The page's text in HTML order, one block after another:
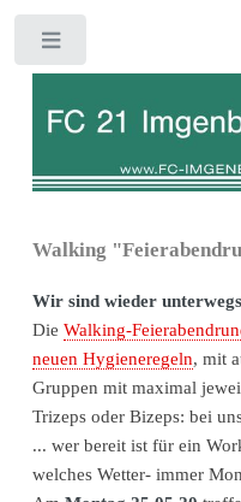
Walking
Wir sind wieder
Die Walking-
neuen Hygieneregeln, mit
Gruppen mit maximal
Trizeps oder Bizeps: bei
... wer bereit ist für ein
welches Wetter- immer